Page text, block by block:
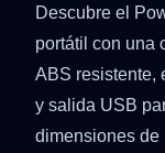
Descubre el
portátil con una
ABS resistente,
y salida USB
dimensiones de